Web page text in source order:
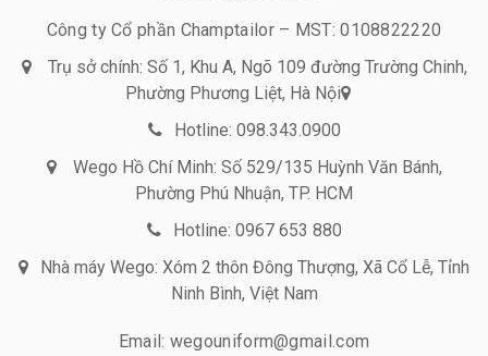
Công ty Cổ phần Champtailor – MST: 0108822220
Trụ sở chính: Số 1, Khu A, Ngõ 109 đường Trường Chinh,
Phường Phương Liệt, Hà Nội
Hotline: 098.343.0900
Wego Hồ Chí Minh: Số 529/135 Huỳnh Văn Bánh,
Phường Phú Nhuận, TP. HCM
Hotline: 0967 653 880
Nhà máy Wego: Xóm 2 thôn Đông Thượng, Xã Cổ Lễ, Tỉnh
Ninh Bình, Việt Nam
Email: wegouniform@gmail.com